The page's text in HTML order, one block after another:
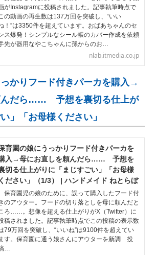
がInstagramに投稿されました。記事執筆時点で
の動画の再生数は137万回を突破し、“いい
！”は3350件を超えています。おばあちゃんのセ
ス爆発！シンプルなシール帳のカバー作成を依頼
先が器用なやこちゃんに孫からのお…
nlab.itmedia.co.jp
かりフード付きパーカを購入→
んだら…… 予想を裏切る仕上が
」「お母様ください」
育園の娘にうっかりフード付きパーカを
入→母にお直しを頼んだら…… 予想を
切る仕上がりに「まじすごい」「お母様
ください」（1/3） | ハンドメイド ねとらぼ
保育園児の娘のために、誤って購入したフード付
のアウター。フードの切り落としを母に頼んだと
ろ……。想像を超える仕上がりがX（Twitter）に
稿されました。記事執筆時点でこの投稿の表示数
79万回を突破し、“いいね”は9100件を超えてい
す。保育園に通う娘さんにアウターを新調 投
…